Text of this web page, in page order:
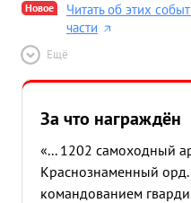
Новое
Читать об этих
части
Ещё
За что награждён
«... 1202 самоходный
Краснознаменный орд.
командованием